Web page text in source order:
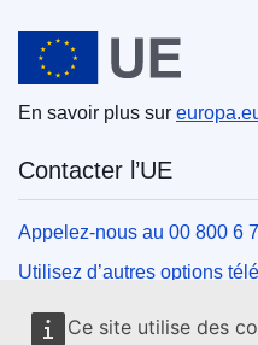
Ce site utilise des
Union européenne
En savoir plus sur
Contacter l’UE
Appelez-nous au 00 800 6
Utilisez d’autres options
Écrivez-nous au moyen de